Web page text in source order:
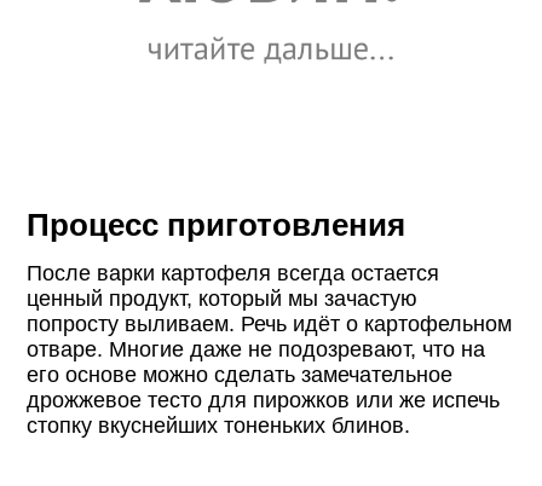
Процесс приготовления
После варки картофеля всегда остается
ценный продукт, который мы зачастую
попросту выливаем. Речь идёт о картофельном
отваре. Многие даже не подозревают, что на
его основе можно сделать замечательное
дрожжевое тесто для пирожков или же испечь
стопку вкуснейших тоненьких блинов.